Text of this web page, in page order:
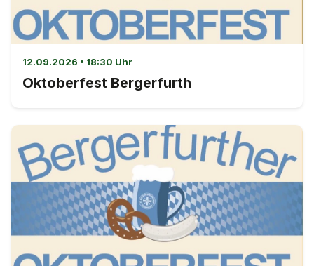
12.09.2026 • 18:30 Uhr
Oktoberfest Bergerfurth